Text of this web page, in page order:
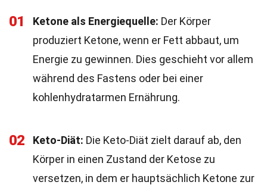
01 Ketone als Energiequelle: Der Körper
produziert Ketone, wenn er Fett abbaut, um
Energie zu gewinnen. Dies geschieht vor allem
während des Fastens oder bei einer
kohlenhydratarmen Ernährung.
02 Keto-Diät: Die Keto-Diät zielt darauf ab, den
Körper in einen Zustand der Ketose zu
versetzen, in dem er hauptsächlich Ketone zur